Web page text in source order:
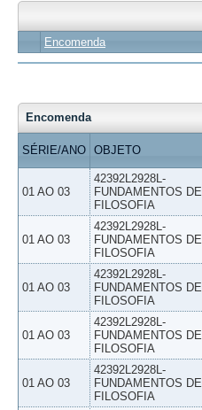
Encomenda
Encomenda
SÉRIE/ANO OBJETO
01 AO 03
42392L2928L-
FUNDAMENTOS DE
FILOSOFIA
01 AO 03
42392L2928L-
FUNDAMENTOS DE
FILOSOFIA
01 AO 03
42392L2928L-
FUNDAMENTOS DE
FILOSOFIA
01 AO 03
42392L2928L-
FUNDAMENTOS DE
FILOSOFIA
01 AO 03
42392L2928L-
FUNDAMENTOS DE
FILOSOFIA